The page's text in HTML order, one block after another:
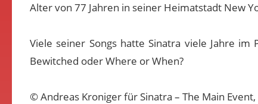
Alter von 77 Jahren in seiner Heimatstadt New
Viele seiner Songs hatte Sinatra viele Jahre
Bewitched oder Where or When?
© Andreas Kroniger für Sinatra – The Main